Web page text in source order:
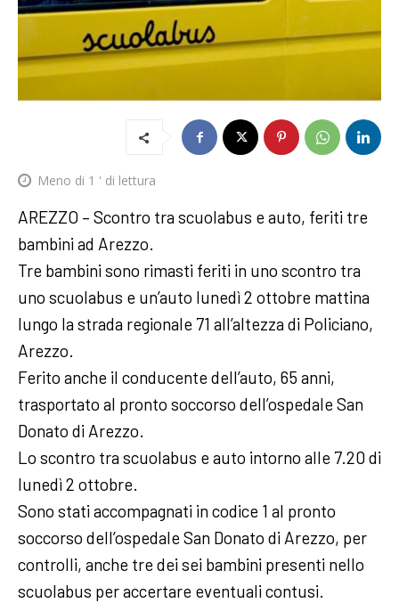
Meno di 1 ' di lettura
AREZZO – Scontro tra scuolabus e auto, feriti tre
bambini ad Arezzo.
Tre bambini sono rimasti feriti in uno scontro tra
uno scuolabus e un’auto lunedì 2 ottobre mattina
lungo la strada regionale 71 all’altezza di Policiano,
Arezzo.
Ferito anche il conducente dell’auto, 65 anni,
trasportato al pronto soccorso dell’ospedale San
Donato di Arezzo.
Lo scontro tra scuolabus e auto intorno alle 7.20 di
lunedì 2 ottobre.
Sono stati accompagnati in codice 1 al pronto
soccorso dell’ospedale San Donato di Arezzo, per
controlli, anche tre dei sei bambini presenti nello
scuolabus per accertare eventuali contusi.